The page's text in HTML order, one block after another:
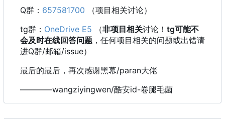
Q群： 657581700 （项目相关讨论）
tg群： OneDrive E5 （非项目相关讨论！ tg可能不
会及时在线回答问题 ，任何项目相关的问题或出错请
进Q群/邮箱/issue）
最后的最后，再次感谢黑幕/paran大佬
————wangziyingwen/酷安id-卷腿毛菌